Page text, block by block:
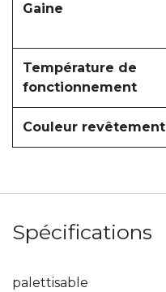
Gaine
Température de
fonctionnement
Couleur revêtement
Spécifications
palettisable